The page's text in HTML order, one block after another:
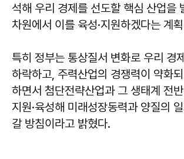
석해 우리 경제를 선도할 핵심 산업을
차원에서 이를 육성·지원하겠다는 계
특히 정부는 통상질서 변화로 우리 경
하락하고, 주력산업의 경쟁력이 약화
하면서 첨단전략산업과 그 생태계 전
지원·육성해 미래성장동력과 양질의
갈 방침이라고 밝혔다.